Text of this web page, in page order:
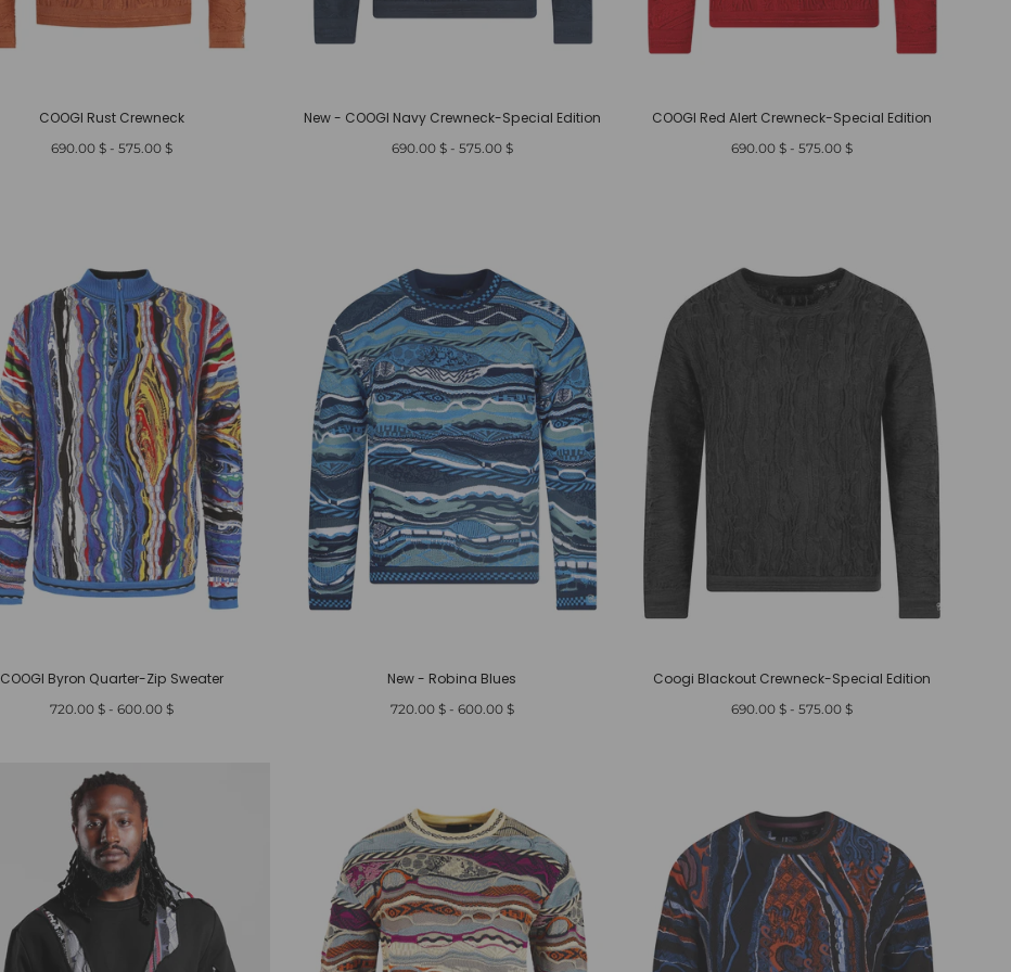
COOGI Red Alert Crewneck-Special Edition
أدنى
$ 575.00
- أعلى
$ 690.00
New - COOGI Navy Crewneck-Special Edition
أدنى
$ 575.00
- أعلى
$ 690.00
COOGI Rust Crewneck
أدنى
$ 575.00
- أعلى
$ 690.00
Coogi Blackout Crewneck-Special Edition
أدنى
$ 575.00
- أعلى
$ 690.00
New - Robina Blues
أدنى
$ 600.00
- أعلى
$ 720.00
COOGI Byron Quarter-Zip Sweater
أدنى
$ 600.00
- أعلى
$ 720.00